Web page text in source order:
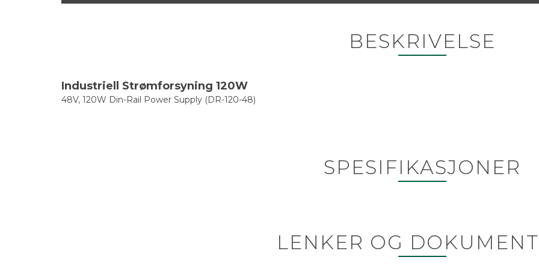
BESKRIVELSE
Industriell Strømforsyning 120W
48V, 120W Din-Rail Power Supply (DR-120-48)
SPESIFIKASJONER
LENKER OG